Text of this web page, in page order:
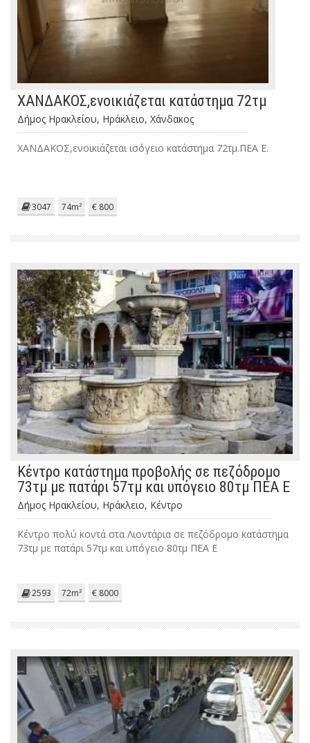
ΧΑΝΔΑΚΟΣ,ενοικιάζεται κατάστημα 72τμ
Δήμος Ηρακλείου, Ηράκλειο, Χάνδακος
ΧΑΝΔΑΚΟΣ,ενοικιάζεται ισόγειο κατάστημα 72τμ.ΠΕΑ Ε.
3047 74m² € 800
Κέντρο κατάστημα προβολής σε πεζόδρομο
73τμ με πατάρι 57τμ και υπόγειο 80τμ ΠΕΑ Ε
Δήμος Ηρακλείου, Ηράκλειο, Κέντρο
Κέντρο πολύ κοντά στα Λιοντάρια σε πεζόδρομο κατάστημα
73τμ με πατάρι 57τμ και υπόγειο 80τμ ΠΕΑ Ε
2593 72m² € 8000